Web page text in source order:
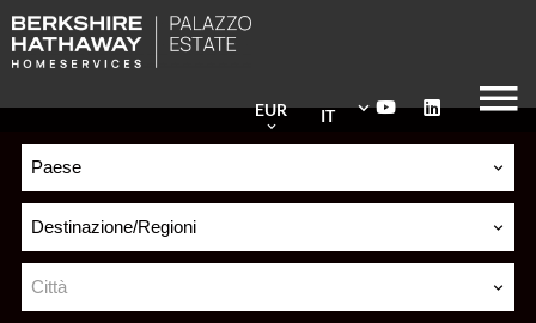
IT
EUR
Paese
Destinazione/Regioni
Città